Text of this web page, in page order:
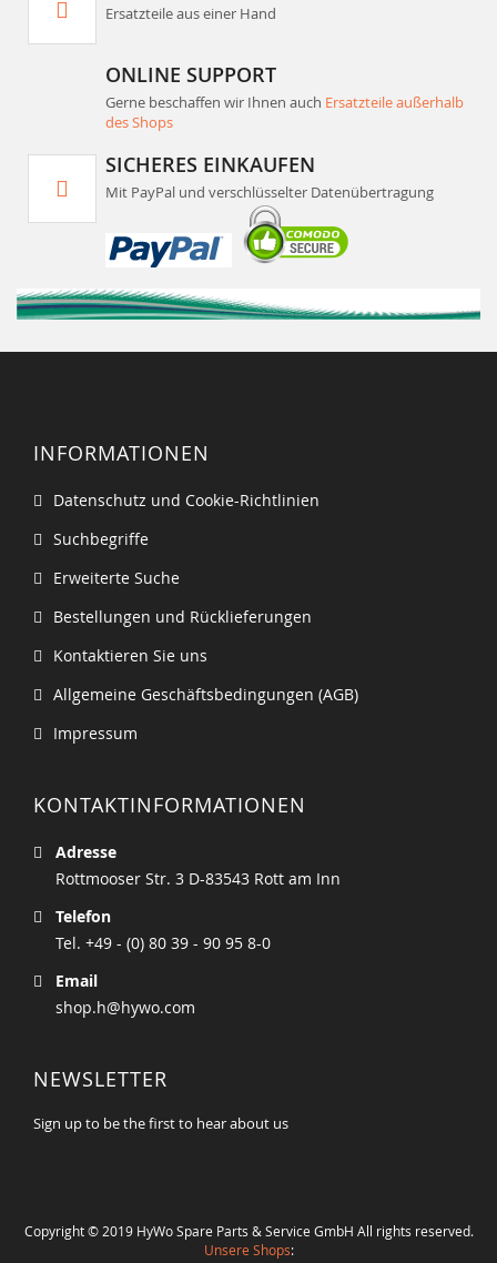
Ersatzteile aus einer Hand
ONLINE SUPPORT
Gerne beschaffen wir Ihnen auch Ersatzteile außerhalb
des Shops
SICHERES EINKAUFEN
Mit PayPal und verschlüsselter Datenübertragung
INFORMATIONEN
Datenschutz und Cookie-Richtlinien
Suchbegriffe
Erweiterte Suche
Bestellungen und Rücklieferungen
Kontaktieren Sie uns
Allgemeine Geschäftsbedingungen (AGB)
Impressum
KONTAKTINFORMATIONEN
Adresse
Rottmooser Str. 3 D-83543 Rott am Inn
Telefon
Tel. +49 - (0) 80 39 - 90 95 8-0
Email
shop.h@hywo.com
NEWSLETTER
Sign up to be the first to hear about us
Copyright © 2019 HyWo Spare Parts & Service GmbH All rights reserved.
Unsere Shops: